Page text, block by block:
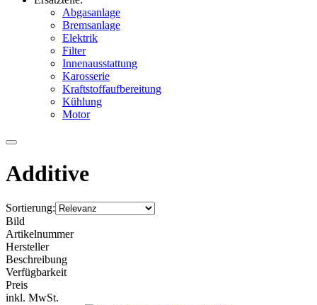
Abgasanlage
Bremsanlage
Elektrik
Filter
Innenausstattung
Karosserie
Kraftstoffaufbereitung
Kühlung
Motor
Additive
Sortierung:
Bild
Artikelnummer
Hersteller
Beschreibung
Verfügbarkeit
Preis
inkl. MwSt.